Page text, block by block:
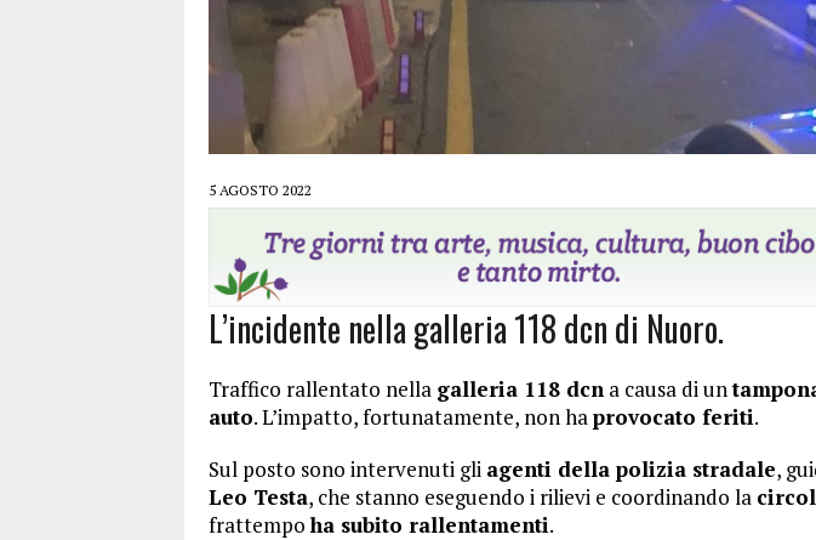
5 AGOSTO 2022
L’incidente nella galleria 118 dcn di Nuoro.
Traffico rallentato nella galleria 118 dcn a causa di un
auto. L’impatto, fortunatamente, non haprovocato feriti.
Sul posto sono intervenuti gli agenti della polizia stradale,
Leo Testa, che stanno eseguendo i rilievi e coordinando la
frattempoha subito rallentamenti.